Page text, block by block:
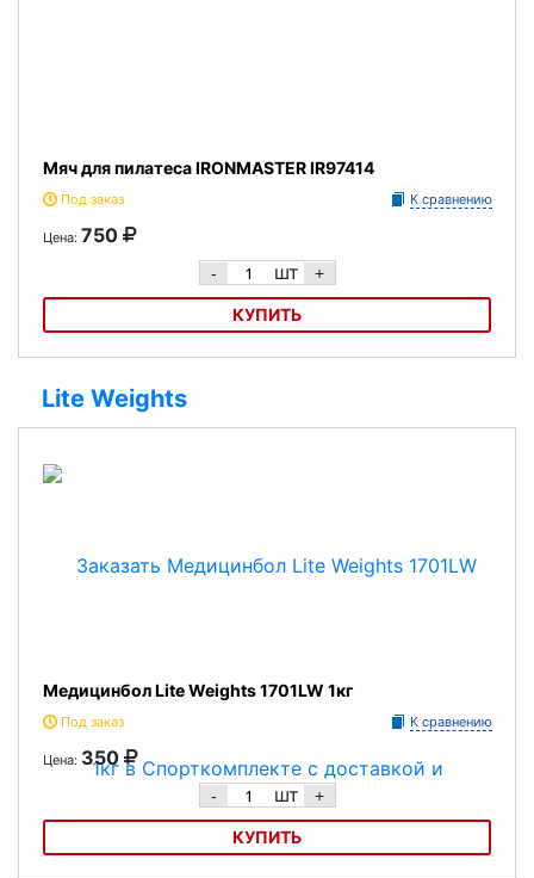
Мяч для пилатеса IRONMASTER IR97414
Под заказ К сравнению
Цена: 750
- шт +
КУПИТЬ
Lite Weights
Медицинбол Lite Weights 1701LW 1кг
Под заказ К сравнению
Цена: 350
- шт +
КУПИТЬ